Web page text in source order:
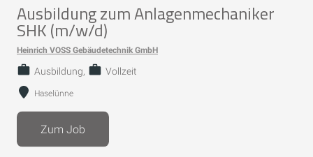
Ausbildung zum Anlagenmechaniker
SHK (m/w/d)
Heinrich VOSS Gebäudetechnik GmbH
Ausbildung Vollzeit
Haselünne
Zum Job